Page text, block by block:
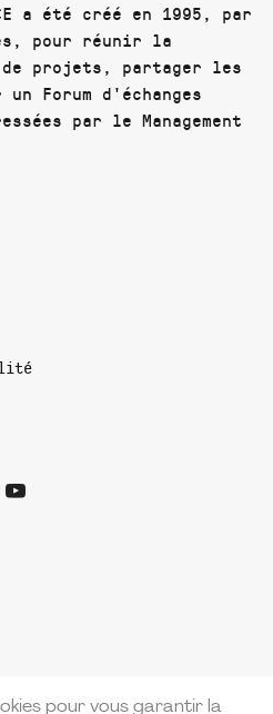
a été créé en 1995, par
pour réunir la
de projets, partager les
Forum d'échanges
par le Management
pour vous garantir la